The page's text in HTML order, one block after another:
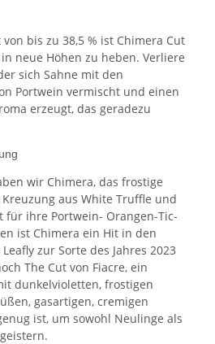
bis zu 38,5 % ist Chimera Cut
neue Höhen zu heben. Verliere
sich Sahne mit den
Portwein vermischt und einen
erzeugt, das geradezu
wir Chimera, das frostige
Kreuzung aus White Truffle und
für ihre Portwein- Orangen-Tic-
ist Chimera ein Hit in den
zur Sorte des Jahres 2023
The Cut von Fiacre, ein
dunkelvioletten, frostigen
gasartigen, cremigen
ist, um sowohl Neulinge als